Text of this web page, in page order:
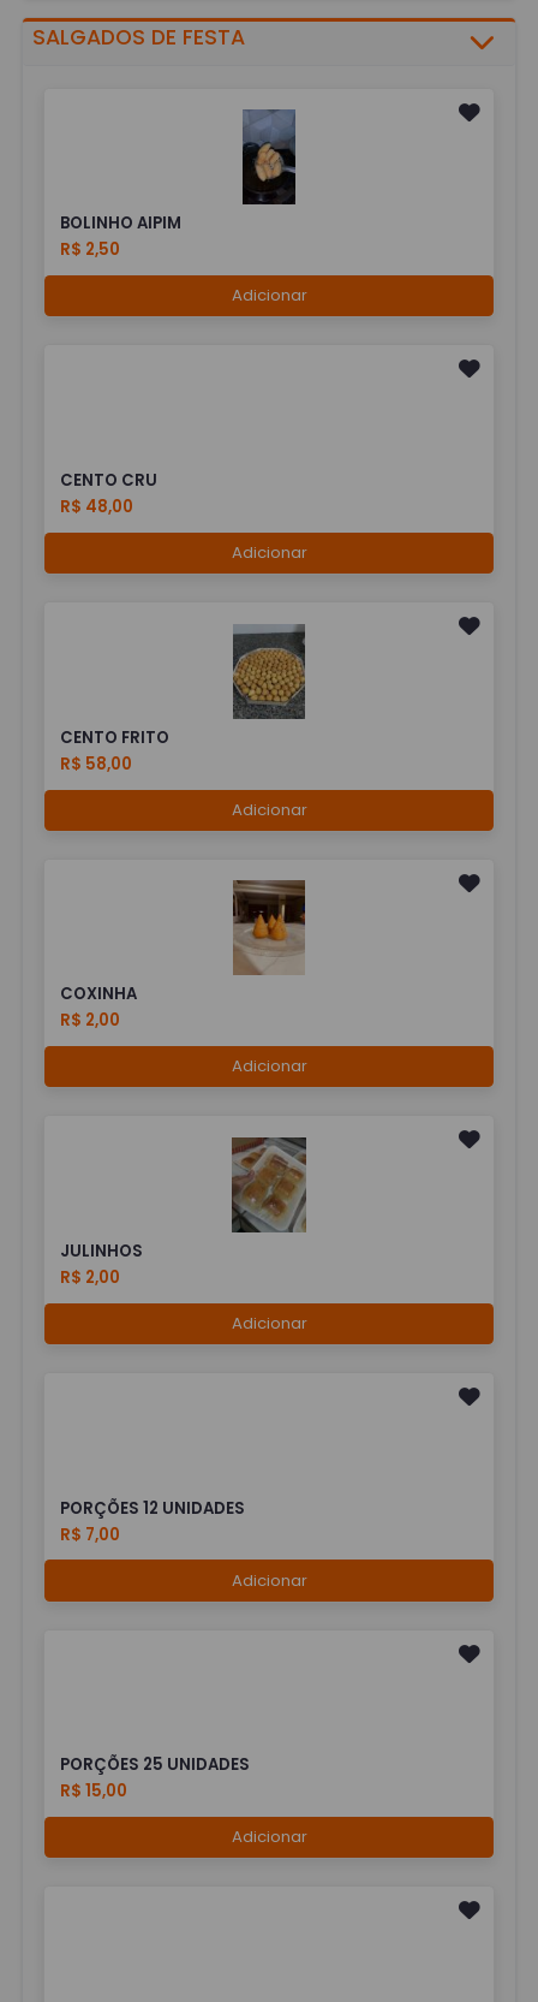
SALGADOS DE FESTA
BOLINHO AIPIM
R$ 2,50
Adicionar
CENTO CRU
R$ 48,00
Adicionar
CENTO FRITO
R$ 58,00
Adicionar
COXINHA
R$ 2,00
Adicionar
JULINHOS
R$ 2,00
Adicionar
PORÇÕES 12 UNIDADES
R$ 7,00
Adicionar
PORÇÕES 25 UNIDADES
R$ 15,00
Adicionar